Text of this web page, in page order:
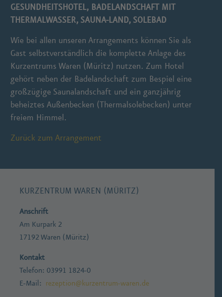
GESUNDHEITSHOTEL, BADELANDSCHAFT MIT
THERMALWASSER, SAUNA-LAND, SOLEBAD
Wie bei allen unseren Arrangements können Sie als
Gast selbstverständlich die komplette Anlage des
Kurzentrums Waren (Müritz) nutzen. Zum Hotel
gehört neben der Badelandschaft zum Bespiel eine
großzügige Saunalandschaft und ein ganzjährig
beheiztes Außenbecken (Thermalsolebecken) unter
freiem Himmel.
Zurück zum Arrangement
KURZENTRUM WAREN (MÜRITZ)
Anschrift
Am Kurpark 2
17192 Waren (Müritz)
Kontakt
Telefon: 03991 1824-0
E-Mail: rezeption@kurzentrum-waren.de